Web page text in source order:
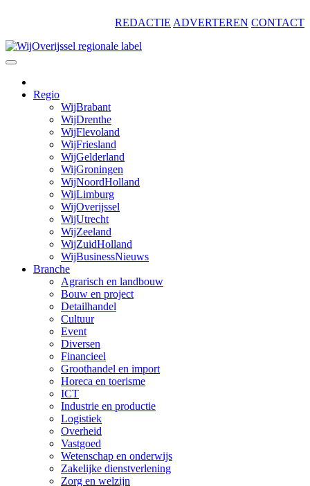
REDACTIE ADVERTEREN CONTACT
Regio
WijBrabant
WijDrenthe
WijFlevoland
WijFriesland
WijGelderland
WijGroningen
WijNoordHolland
WijLimburg
WijOverijssel
WijUtrecht
WijZeeland
WijZuidHolland
WijBusinessNieuws
Branche
Agrarisch en landbouw
Bouw en project
Detailhandel
Cultuur
Event
Diversen
Financieel
Groothandel en import
Horeca en toerisme
ICT
Industrie en productie
Logistiek
Overheid
Vastgoed
Wetenschap en onderwijs
Zakelijke dienstverlening
Zorg en welzijn